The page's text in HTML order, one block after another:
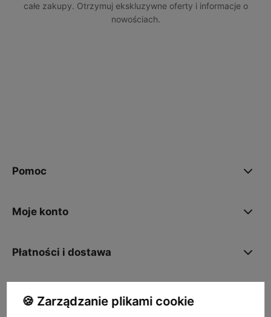
całe zakupy. Otrzymuj ekskluzywne oferty i informacje o
nowościach.
Pomoc
Moje konto
Płatności i dostawa
🍪 Zarządzanie plikami cookie